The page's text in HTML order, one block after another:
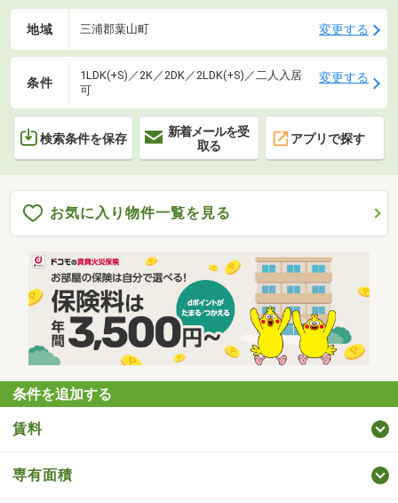
地域 三浦郡葉山町 変更する
条件
1LDK(+S)／2K／2DK／2LDK(+S)／二人入居
可
変更する
検索条件を保存
新着メールを受
取る
アプリで探す
お気に入り物件一覧を見る
条件を追加する
賃料
専有面積